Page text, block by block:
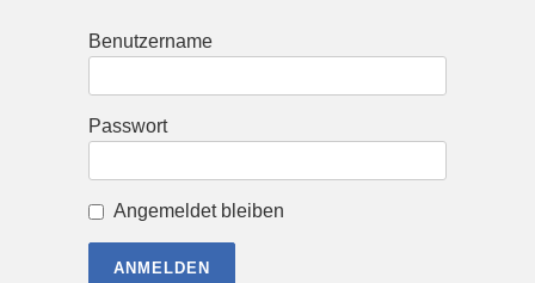
Benutzername
Passwort
Angemeldet bleiben